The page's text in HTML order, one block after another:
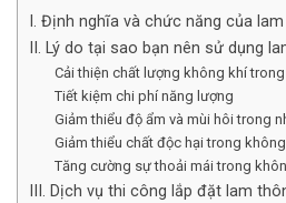
I. Định nghĩa và chức năng của
II. Lý do tại sao bạn nên sử dụng
Cải thiện chất lượng không khí trong
Tiết kiệm chi phí năng lượng
Giảm thiểu độ ẩm và mùi hôi trong
Giảm thiểu chất độc hại trong
Tăng cường sự thoải mái trong
III. Dịch vụ thi công lắp đặt lam